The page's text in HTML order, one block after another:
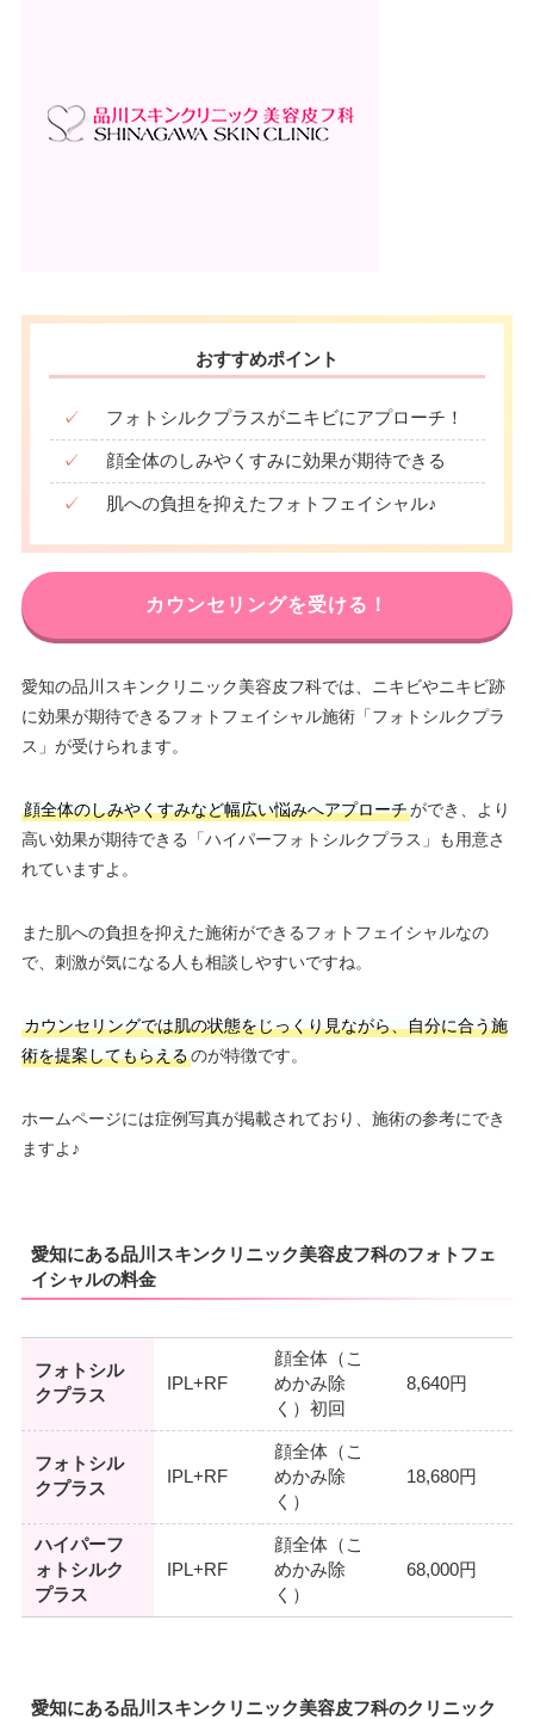
おすすめポイント
✓ フォトシルクプラスがニキビにアプローチ！
✓ 顔全体のしみやくすみに効果が期待できる
✓ 肌への負担を抑えたフォトフェイシャル♪
カウンセリングを受ける！
愛知の品川スキンクリニック美容皮フ科では、ニキビやニキビ跡
に効果が期待できるフォトフェイシャル施術「フォトシルクプラ
ス」が受けられます。
顔全体のしみやくすみなど幅広い悩みへアプローチができ、より
高い効果が期待できる「ハイパーフォトシルクプラス」も用意さ
れていますよ。
また肌への負担を抑えた施術ができるフォトフェイシャルなの
で、刺激が気になる人も相談しやすいですね。
カウンセリングでは肌の状態をじっくり見ながら、自分に合う施
術を提案してもらえるのが特徴です。
ホームページには症例写真が掲載されており、施術の参考にでき
ますよ♪
愛知にある品川スキンクリニック美容皮フ科のフォトフェ
イシャルの料金
フォトシル
クプラス
IPL+RF
顔全体（こ
めかみ除
く）初回
8,640円
フォトシル
クプラス
IPL+RF
顔全体（こ
めかみ除
く）
18,680円
ハイパーフ
ォトシルク
プラス
IPL+RF
顔全体（こ
めかみ除
く）
68,000円
愛知にある品川スキンクリニック美容皮フ科のクリニック